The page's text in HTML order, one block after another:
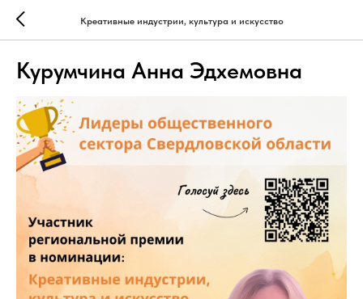
Креативные индустрии, культура и искусство
Курумчина Анна Эдхемовна